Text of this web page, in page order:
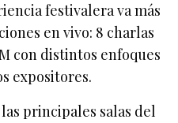
festivalera va más
en vivo: 8 charlas
con distintos enfoques
expositores.
principales salas del